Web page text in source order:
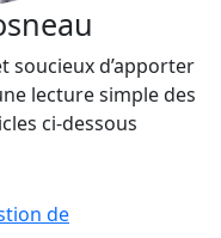
soucieux d’apporter
lecture simple des
ci-dessous
de